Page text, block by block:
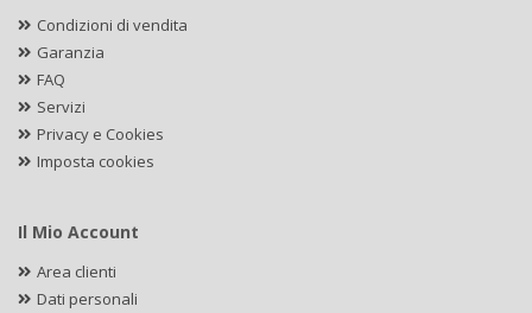
Condizioni di vendita
Garanzia
FAQ
Servizi
Privacy e Cookies
Imposta cookies
Il Mio Account
Area clienti
Dati personali